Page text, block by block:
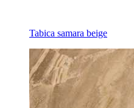
Tabica samara beige